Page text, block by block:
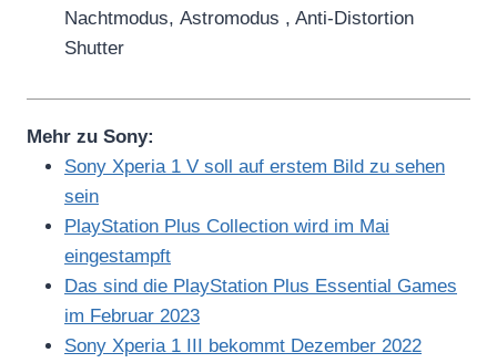
Nachtmodus, Astromodus , Anti-Distortion
Shutter
Mehr zu Sony:
Sony Xperia 1 V soll auf erstem Bild zu sehen
sein
PlayStation Plus Collection wird im Mai
eingestampft
Das sind die PlayStation Plus Essential Games
im Februar 2023
Sony Xperia 1 III bekommt Dezember 2022